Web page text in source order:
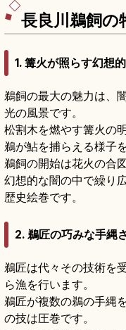
で
長良川鵜飼の
1. 篝火が照らす幻想
鵜飼の最大の魅力は、
光の風景です。
松割木を燃やす篝火の
鵜が鮎を捕らえる様子
鵜飼の開始は花火の合
幻想的な闇の中で繰り
歴史絵巻です。
2. 鵜匠の巧みな手縄
鵜匠は代々その技術を
ら漁を行います。
鵜匠が複数の鵜の手縄
の技は圧巻です。